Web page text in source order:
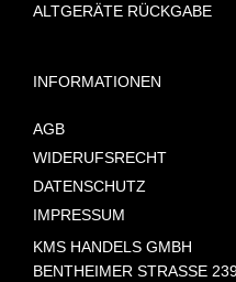
ALTGERÄTE RÜCKGABE
INFORMATIONEN
AGB
WIDERUFSRECHT
DATENSCHUTZ
IMPRESSUM
KMS HANDELS GMBH
BENTHEIMER STRASSE 239